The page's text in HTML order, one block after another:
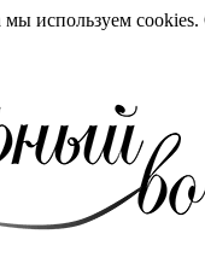
используем cookies.